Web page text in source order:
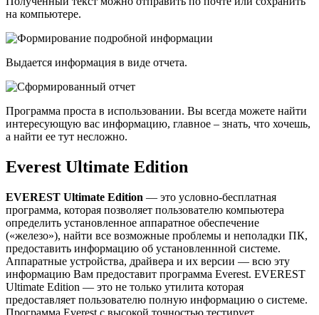
на компьютере.
Выдается информация в виде отчета.
Программа проста в использовании. Вы всегда можете найти
интересующую вас информацию, главное – знать, что хочешь,
а найти ее тут несложно.
Everest Ultimate Edition
EVEREST Ultimate Edition — это условно-бесплатная
программа, которая позволяет пользователю компьютера
определить установленное аппаратное обеспечение
(«железо»), найти все возможные проблемы и неполадки ПК,
предоставить информацию об установленнной системе.
Аппаратные устройства, драйвера и их версии — всю эту
информацию Вам предоставит программа Everest. EVEREST
Ultimate Edition — это не только утилита которая
предоставляет пользователю полную информацию о системе.
Программа Everest с высокой точностью тестирует